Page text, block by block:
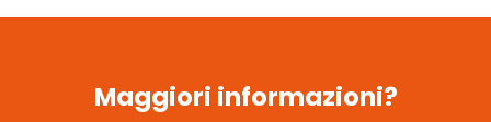
Maggiori informazioni?